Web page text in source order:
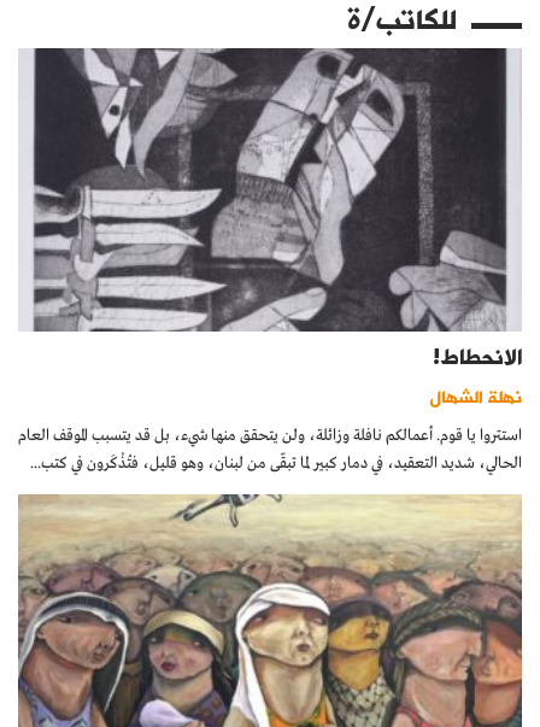
للكاتب/ة
الانحطاط!
نهلة الشهال
استتروا يا قوم. أعمالكم نافلة وزائلة، ولن يتحقق منها شيء، بل قد يتسبب الموقف العام
الحالي، شديد التعقيد، في دمار كبير لما تبقّى من لبنان، وهو قليل، فتُذْكَرون في كتب...